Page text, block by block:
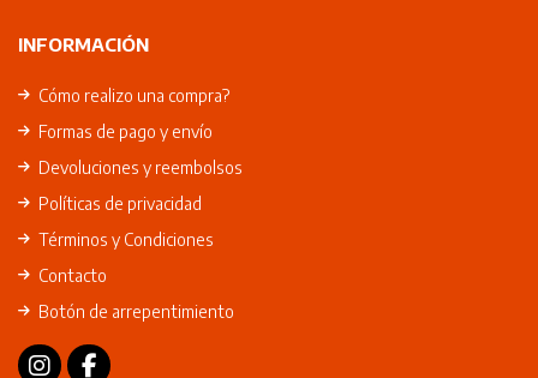
INFORMACIÓN
Cómo realizo una compra?
Formas de pago y envío
Devoluciones y reembolsos
Políticas de privacidad
Términos y Condiciones
Contacto
Botón de arrepentimiento